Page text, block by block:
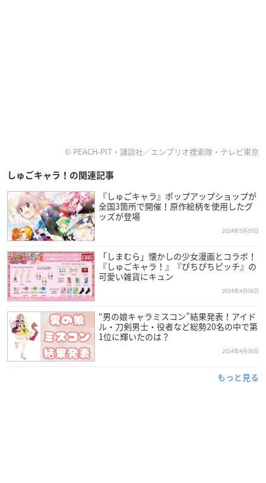
© PEACH-PIT・講談社／エンブリオ捜索隊・テレビ東京
しゅごキャラ！の関連記事
『しゅごキャラ』ポップアップショップが
全国3箇所で開催！原作絵柄を使用したグ
ッズが登場
2024年5月09日
「しまむら」懐かしの少女漫画とコラボ！
『しゅごキャラ！』『ぴちぴちピッチ』の
可愛い雑貨にキュン
2024年4月08日
“男の娘キャラミスコン”結果発表！アイド
ル・刀剣男士・役者など総勢20名の中で第
1位に輝いたのは？
2024年4月06日
もっと見る